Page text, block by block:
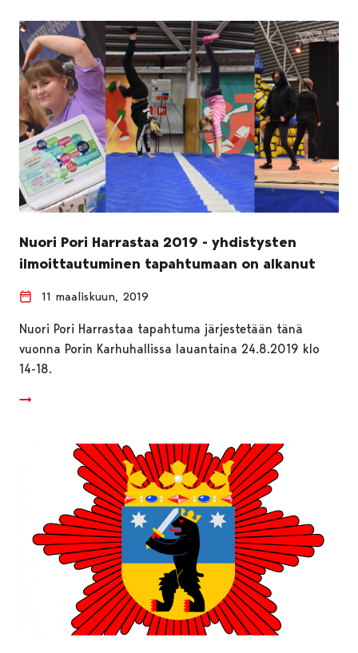
Nuori Pori Harrastaa 2019 - yhdistysten
ilmoittautuminen tapahtumaan on alkanut
11 maaliskuun, 2019
Nuori Pori Harrastaa tapahtuma järjestetään tänä
vuonna Porin Karhuhallissa lauantaina 24.8.2019 klo
14-18.